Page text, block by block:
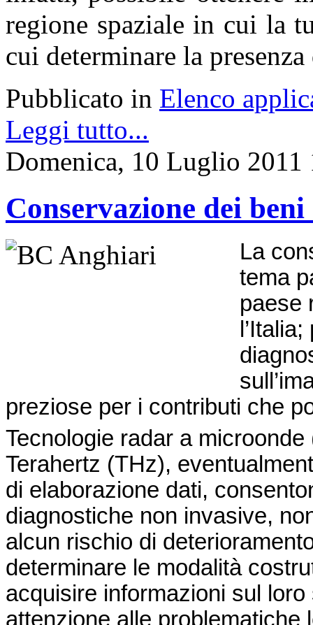
regione spaziale in cui la
cui determinare la
Pubblicato in Elenco
Leggi tutto...
Domenica, 10 Luglio 2011
Conservazione dei
La
tema
paese
preziose per i contributi che
Tecnologie radar a
Terahertz (THz),
di elaborazione dati,
diagnostiche non invasive,
alcun rischio di
determinare le modalità
acquisire informazioni sul
attenzione alle problematiche